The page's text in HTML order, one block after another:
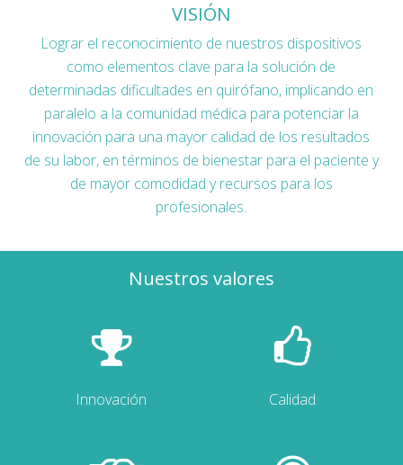
VISIÓN
Lograr el reconocimiento de nuestros dispositivos
como elementos clave para la solución de
determinadas dificultades en quirófano, implicando en
paralelo a la comunidad médica para potenciar la
innovación para una mayor calidad de los resultados
de su labor, en términos de bienestar para el paciente y
de mayor comodidad y recursos para los
profesionales.
Nuestros valores
Innovación Calidad